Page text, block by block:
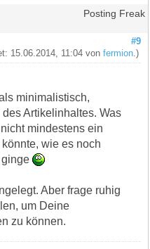
Posting Freak
#9
15.06.2014, 11:04 vonfermion .)
minimalistisch,
Artikelinhaltes. Was
mindestens ein
wie es noch
ginge
Aber frage ruhig
um Deine
zu können.